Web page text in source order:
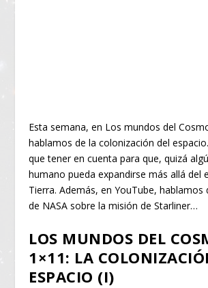
Esta semana, en Los mundos del
hablamos de la colonización del
que tener en cuenta para que, quizá
humano pueda expandirse más allá del
Tierra. Además, en YouTube, hablamos
de NASA sobre la misión de Starliner…
LOS MUNDOS DEL
1×11: LA
ESPACIO (I)